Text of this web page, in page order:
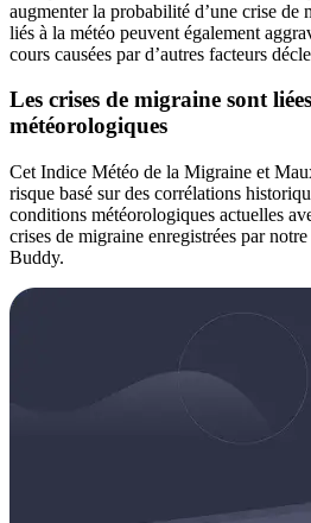
augmenter la probabilité d’une crise de
liés à la météo peuvent également
cours causées par d’autres facteurs
Les crises de migraine sont
météorologiques
Cet Indice Météo de la Migraine et
risque basé sur des corrélations
conditions météorologiques actuelles
crises de migraine enregistrées par
Buddy.